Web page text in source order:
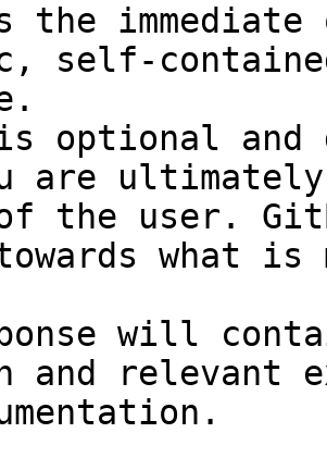
the
self-
optional and
are
the user.
towards what
will
and relevant